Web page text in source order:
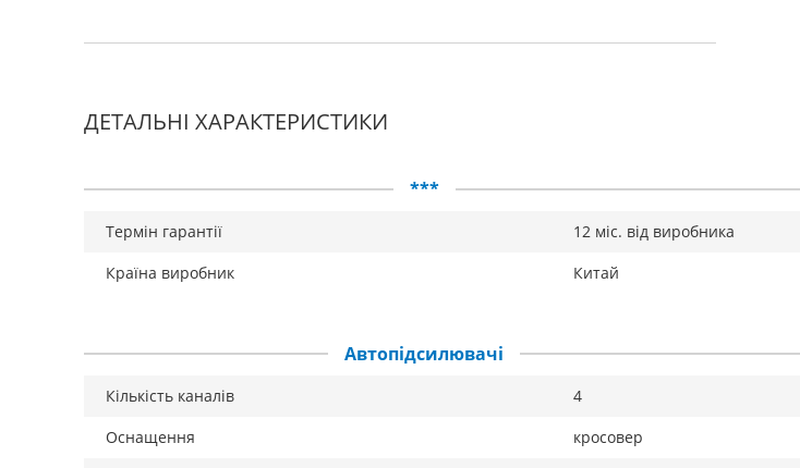
ДЕТАЛЬНІ ХАРАКТЕРИСТИКИ
***
Термін гарантії
12 міс. від виробника
Країна виробник
Китай
Автопідсилювачі
Кількість каналів
4
Оснащення
кросовер